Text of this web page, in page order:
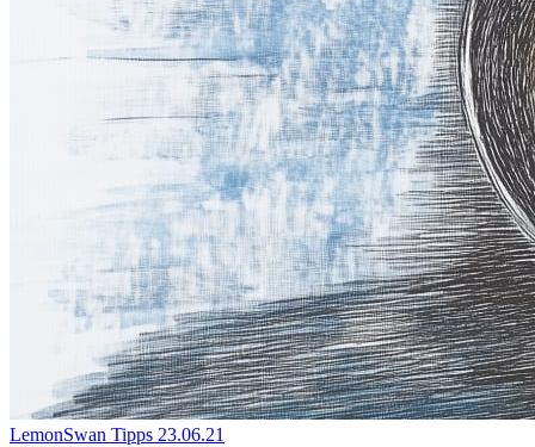
LemonSwan Tipps 23.06.21